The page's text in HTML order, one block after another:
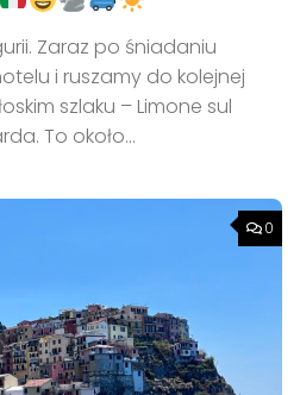
Zaraz po śniadaniu
i ruszamy do kolejnej
szlaku – Limone sul
To około...
0